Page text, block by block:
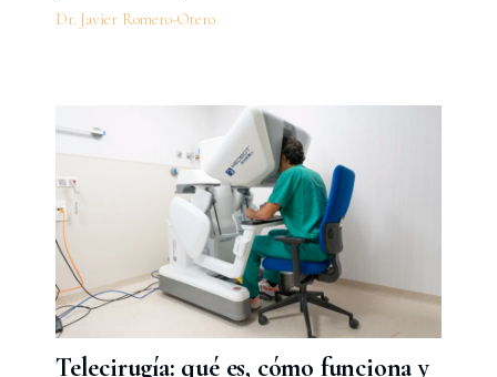
Dr. Javier Romero-Otero
Telecirugía: qué es, cómo funciona y